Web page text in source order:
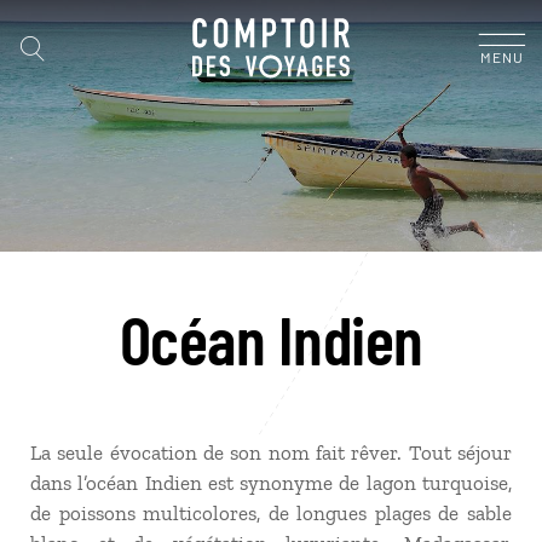
MENU
Océan Indien
La seule évocation de son nom fait rêver. Tout séjour
dans l’océan Indien est synonyme de lagon turquoise,
de poissons multicolores, de longues plages de sable